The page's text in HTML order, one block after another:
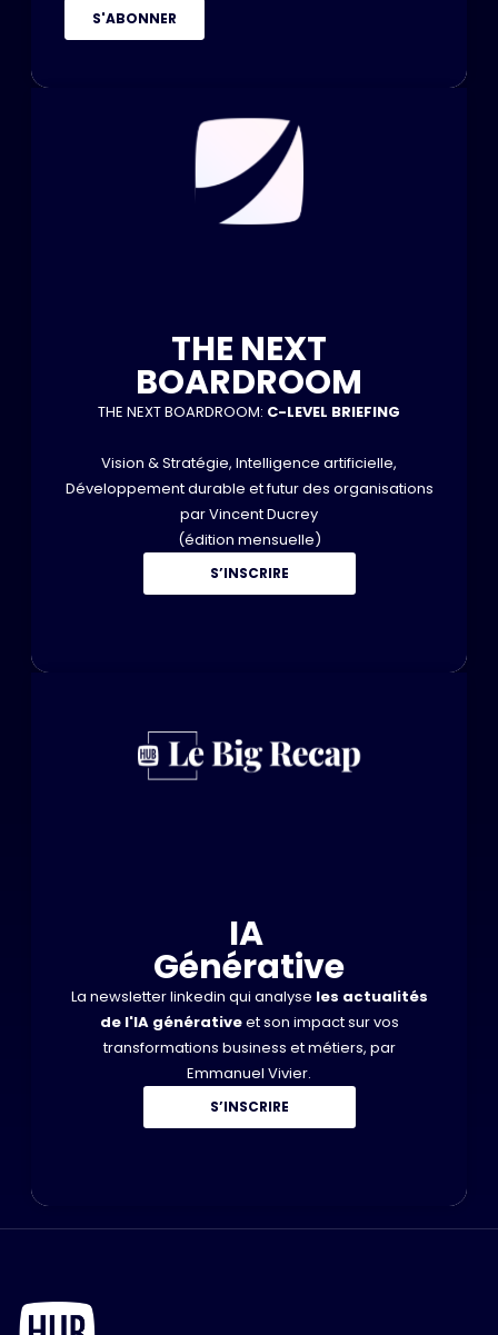
THE NEXT
BOARDROOM
THE NEXT BOARDROOM: C-LEVEL BRIEFING
Vision & Stratégie, Intelligence artificielle,
Développement durable et futur des organisations
par Vincent Ducrey
(édition mensuelle)
S’INSCRIRE
IA
Générative
La newsletter linkedin qui analyse les actualités
de l'IA générativeet son impact sur vos
transformations business et métiers, par
Emmanuel Vivier.
S’INSCRIRE